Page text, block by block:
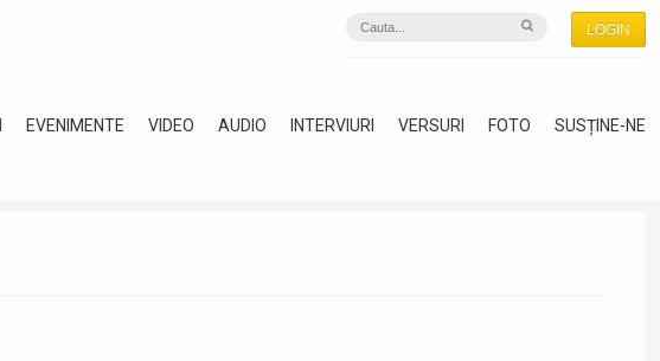
LOGIN
EVENIMENTE VIDEO AUDIO INTERVIURI VERSURI FOTO SUSȚINE-NE